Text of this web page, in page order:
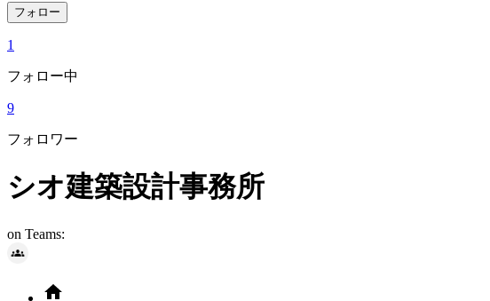
フォロー
1
フォロー中
9
フォロワー
シオ建築設計事務所
on Teams: